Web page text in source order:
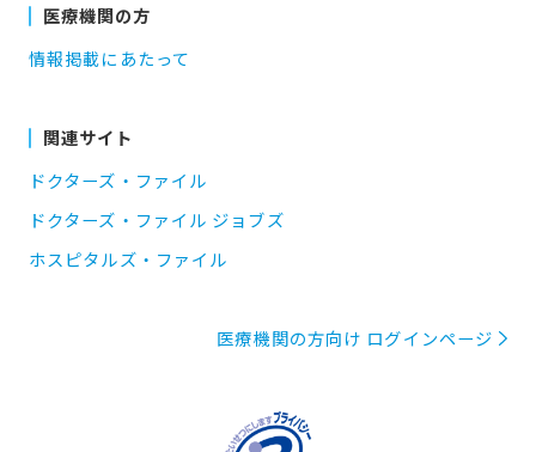
医療機関の方
情報掲載にあたって
関連サイト
ドクターズ・ファイル
ドクターズ・ファイル ジョブズ
ホスピタルズ・ファイル
医療機関の方向け ログインページ